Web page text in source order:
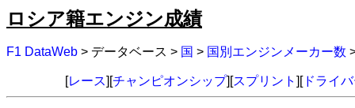
ロシア籍エンジン成績
F1 DataWeb > データベース > 国 > 国別エンジンメーカー数
[レース][チャンピオンシップ][スプリント ][ドライ